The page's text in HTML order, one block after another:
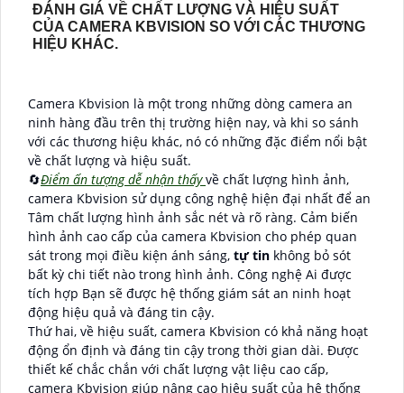
ĐÁNH GIÁ VỀ CHẤT LƯỢNG VÀ HIỆU SUẤT
CỦA CAMERA KBVISION SO VỚI CÁC THƯƠNG
HIỆU KHÁC.
Camera Kbvision là một trong những dòng camera an
ninh hàng đầu trên thị trường hiện nay, và khi so sánh
với các thương hiệu khác, nó có những đặc điểm nổi bật
về chất lượng và hiệu suất.
🔄Điểm ấn tượng dễ nhận thấyvề chất lượng hình ảnh,
camera Kbvision sử dụng công nghệ hiện đại nhất để an
Tâm chất lượng hình ảnh sắc nét và rõ ràng. Cảm biến
hình ảnh cao cấp của camera Kbvision cho phép quan
sát trong mọi điều kiện ánh sáng, tự tin không bỏ sót
bất kỳ chi tiết nào trong hình ảnh. Công nghệ Ai được
tích hợp Bạn sẽ được hệ thống giám sát an ninh hoạt
động hiệu quả và đáng tin cậy.
Thứ hai, về hiệu suất, camera Kbvision có khả năng hoạt
động ổn định và đáng tin cậy trong thời gian dài. Được
thiết kế chắc chắn với chất lượng vật liệu cao cấp,
camera Kbvision giúp nâng cao hiệu suất của hệ thống